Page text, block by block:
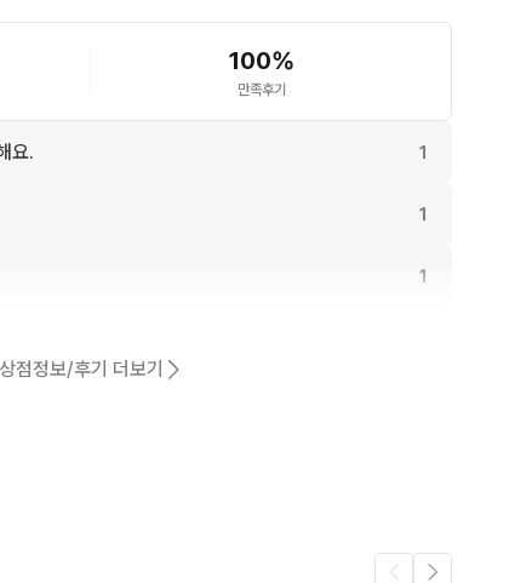
100%
만족후기
요. 1
1
1
상점정보/후기 더보기